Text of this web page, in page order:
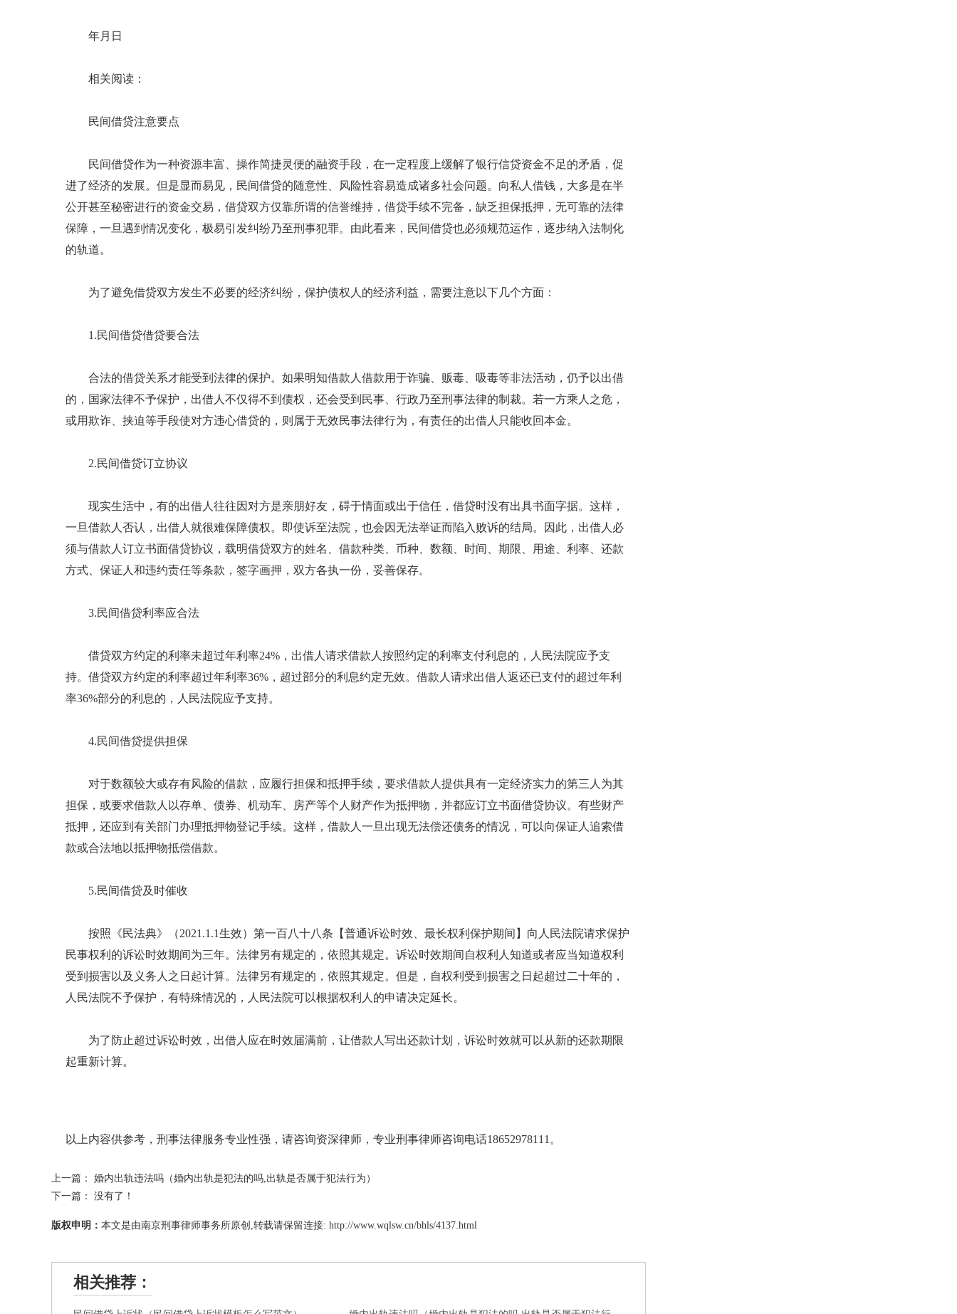
年月日
相关阅读：
民间借贷注意要点
民间借贷作为一种资源丰富、操作简捷灵便的融资手段，在一定程度上缓解了银行信贷资金不足的矛盾，促
进了经济的发展。但是显而易见，民间借贷的随意性、风险性容易造成诸多社会问题。向私人借钱，大多是在半
公开甚至秘密进行的资金交易，借贷双方仅靠所谓的信誉维持，借贷手续不完备，缺乏担保抵押，无可靠的法律
保障，一旦遇到情况变化，极易引发纠纷乃至刑事犯罪。由此看来，民间借贷也必须规范运作，逐步纳入法制化
的轨道。
为了避免借贷双方发生不必要的经济纠纷，保护债权人的经济利益，需要注意以下几个方面：
1.民间借贷借贷要合法
合法的借贷关系才能受到法律的保护。如果明知借款人借款用于诈骗、贩毒、吸毒等非法活动，仍予以出借
的，国家法律不予保护，出借人不仅得不到债权，还会受到民事、行政乃至刑事法律的制裁。若一方乘人之危，
或用欺诈、挟迫等手段使对方违心借贷的，则属于无效民事法律行为，有责任的出借人只能收回本金。
2.民间借贷订立协议
现实生活中，有的出借人往往因对方是亲朋好友，碍于情面或出于信任，借贷时没有出具书面字据。这样，
一旦借款人否认，出借人就很难保障债权。即使诉至法院，也会因无法举证而陷入败诉的结局。因此，出借人必
须与借款人订立书面借贷协议，载明借贷双方的姓名、借款种类、币种、数额、时间、期限、用途、利率、还款
方式、保证人和违约责任等条款，签字画押，双方各执一份，妥善保存。
3.民间借贷利率应合法
借贷双方约定的利率未超过年利率24%，出借人请求借款人按照约定的利率支付利息的，人民法院应予支
持。借贷双方约定的利率超过年利率36%，超过部分的利息约定无效。借款人请求出借人返还已支付的超过年利
率36%部分的利息的，人民法院应予支持。
4.民间借贷提供担保
对于数额较大或存有风险的借款，应履行担保和抵押手续，要求借款人提供具有一定经济实力的第三人为其
担保，或要求借款人以存单、债券、机动车、房产等个人财产作为抵押物，并都应订立书面借贷协议。有些财产
抵押，还应到有关部门办理抵押物登记手续。这样，借款人一旦出现无法偿还债务的情况，可以向保证人追索借
款或合法地以抵押物抵偿借款。
5.民间借贷及时催收
按照《民法典》（2021.1.1生效）第一百八十八条【普通诉讼时效、最长权利保护期间】向人民法院请求保护
民事权利的诉讼时效期间为三年。法律另有规定的，依照其规定。诉讼时效期间自权利人知道或者应当知道权利
受到损害以及义务人之日起计算。法律另有规定的，依照其规定。但是，自权利受到损害之日起超过二十年的，
人民法院不予保护，有特殊情况的，人民法院可以根据权利人的申请决定延长。
为了防止超过诉讼时效，出借人应在时效届满前，让借款人写出还款计划，诉讼时效就可以从新的还款期限
起重新计算。
以上内容供参考，刑事法律服务专业性强，请咨询资深律师，专业刑事律师咨询电话18652978111。
上一篇： 婚内出轨违法吗（婚内出轨是犯法的吗,出轨是否属于犯法行为）
下一篇： 没有了！
版权申明： 本文是由南京刑事律师事务所原创,转载请保留连接: http://www.wqlsw.cn/bhls/4137.html
相关推荐：